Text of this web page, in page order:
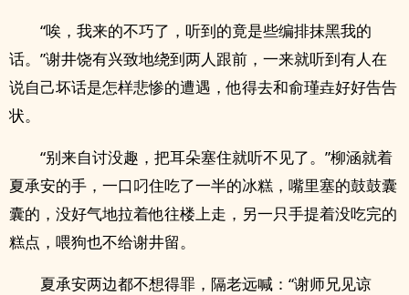
“唉，我来的不巧了，听到的竟是些编排抹黑我的
话。”谢井饶有兴致地绕到两人跟前，一来就听到有人在
说自己坏话是怎样悲惨的遭遇，他得去和俞瑾垚好好告告
状。
“别来自讨没趣，把耳朵塞住就听不见了。”柳涵就着
夏承安的手，一口叼住吃了一半的冰糕，嘴里塞的鼓鼓囊
囊的，没好气地拉着他往楼上走，另一只手提着没吃完的
糕点，喂狗也不给谢井留。
夏承安两边都不想得罪，隔老远喊：“谢师兄见谅